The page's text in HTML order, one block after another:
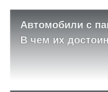
Автомобили с
В чем их